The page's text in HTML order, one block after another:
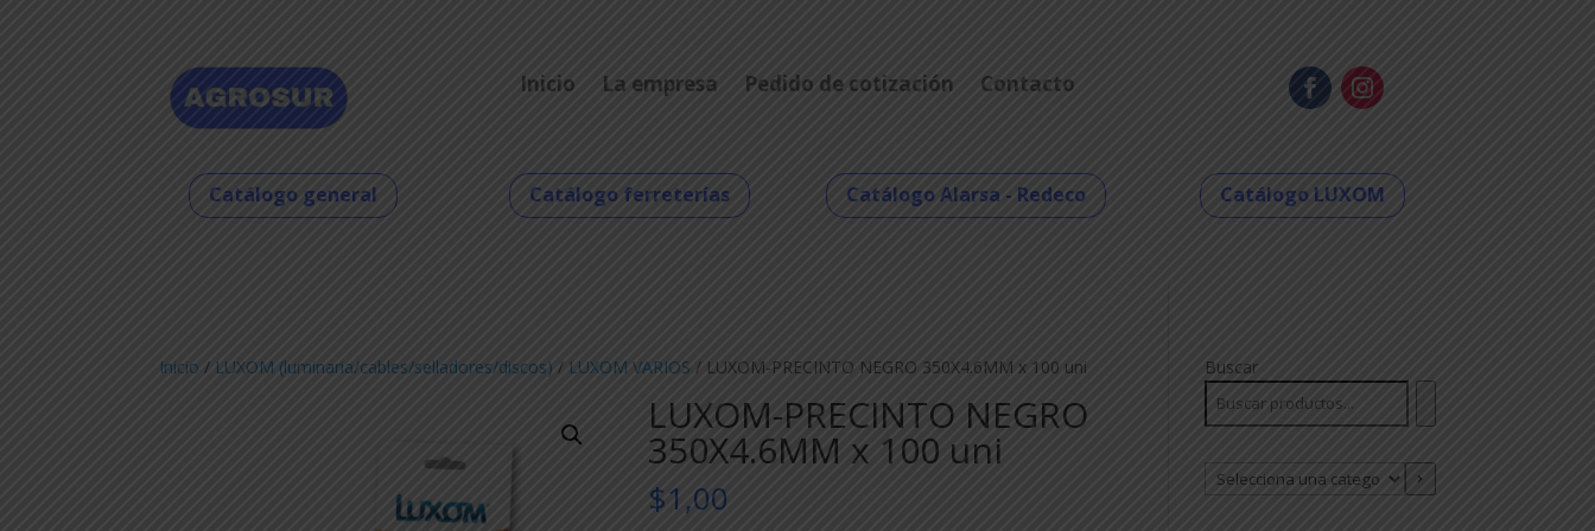
Inicio La empresa Pedido de cotización Contacto
Catálogo general Catálogo ferreterías Catálogo Alarsa - Redeco Catálogo LUXOM
Inicio / LUXOM (luminaria/cables/selladores/discos) / LUXOM VARIOS / LUXOM-PRECINTO NEGRO 350X4.6MM x 100 uni
LUXOM-PRECINTO NEGRO
350X4.6MM x 100 uni
$1,00
Buscar
Selecciona
una